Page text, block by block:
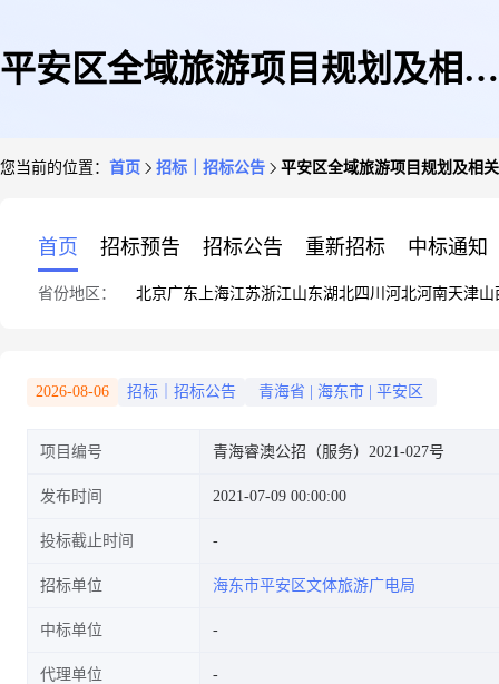
平安区全域旅游项目规划及相关
您当前的位置： 首页 招标｜招标公告 平安区全域旅游项目规划及相
首页 招标预告 招标公告 重新招标 中标通知
省份地区： 北京广东 上海江苏浙江山东湖北四川 河北河南天津山
2026-08-06 招标｜招标公告 青海省 海东市 平安区
项目编号 青海睿澳公招（服务）2021-027号
发布时间 2021-07-09 00:00:00
投标截止时间
招标单位 海东市平安区文体旅游广电局
中标单位
代理单位